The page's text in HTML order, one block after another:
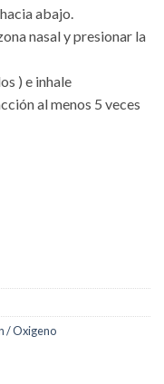
abajo.
nasal y presionar la
) e inhale
al menos 5 veces
/ Oxigeno